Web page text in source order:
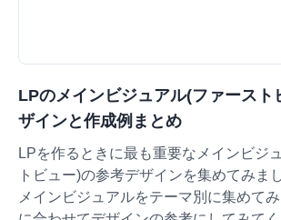
LPのメインビジュアル(ファースト
ザインと作成例まとめ
LPを作るときに最も重要なメインビジ
トビュー)の参考デザインを集めてみま
メインビジュアルをテーマ別に集めて